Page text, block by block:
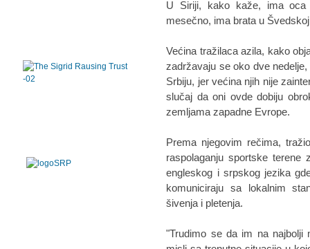
U Siriji, kako kaže, ima
mesečno, ima brata u
Većina tražilaca azila, kako
zadržavaju se oko dve
Srbiju, jer većina njih nije
slučaj da oni ovde dobiju
zemljama zapadne Evrope.
Prema njegovim rečima,
raspolaganju sportske terene
engleskog i srpskog jezika
komuniciraju sa lokalnim
šivenja i pletenja.
"Trudimo se da im na najbolji